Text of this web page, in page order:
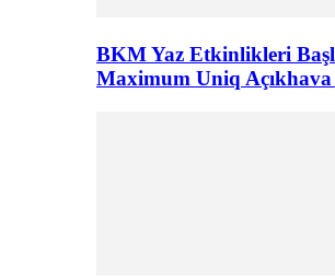
BKM Yaz Etkinlikleri
Maximum Uniq Açıkhava